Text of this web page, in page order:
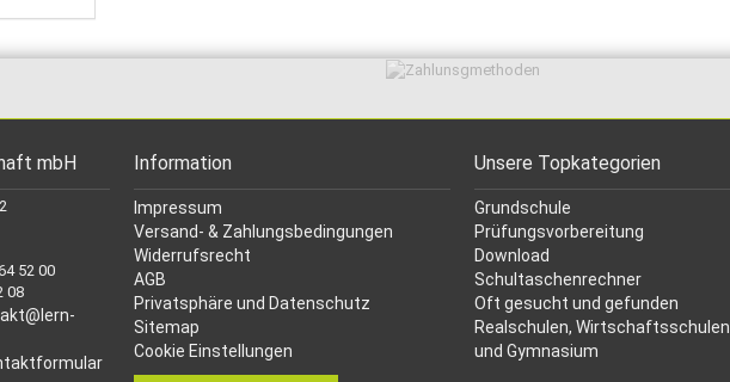
mbH
52 00
08
Information
Impressum
Versand- & Zahlungsbedingungen
Widerrufsrecht
AGB
Privatsphäre und Datenschutz
Sitemap
Cookie Einstellungen
Unsere Topkategorien
Grundschule
Prüfungsvorbereitung
Download
Schultaschenrechner
Oft gesucht und gefunden
Realschulen, Wirtschaftsschulen
und Gymnasium